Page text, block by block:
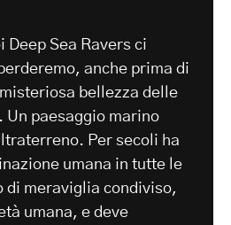
Deep Sea Ravers ci
anche prima di
bellezza delle
paesaggio marino
Per secoli ha
umana in tutte le
di meraviglia condiviso,
umana, e deve